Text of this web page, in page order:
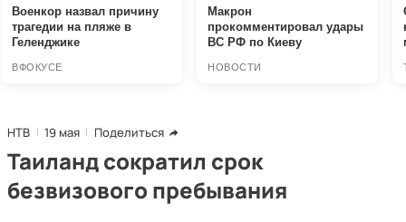
НТВ 19 мая Поделиться
Таиланд сократил срок
безвизового пребывания